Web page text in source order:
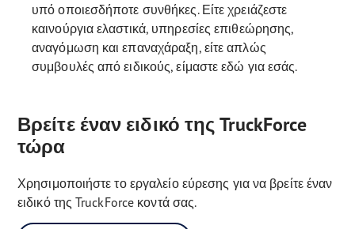
υπό οποιεσδήποτε συνθήκες. Είτε χρειάζεστε
καινούργια ελαστικά, υπηρεσίες επιθεώρησης,
αναγόμωση και επαναχάραξη, είτε απλώς
συμβουλές από ειδικούς, είμαστε εδώ για εσάς.
Βρείτε έναν ειδικό της TruckForce
τώρα
Χρησιμοποιήστε το εργαλείο εύρεσης για να βρείτε έναν
ειδικό της TruckForce κοντά σας.